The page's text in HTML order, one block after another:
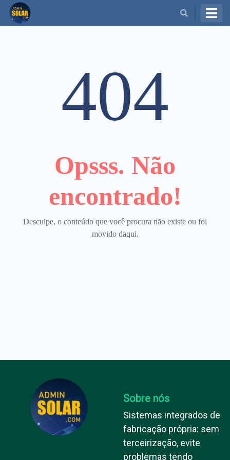
404
Opsss. Não
encontrado!
Desculpe, o conteúdo que você procura não existe ou foi
movido daqui.
Sobre nós
Sistemas integrados de
fabricação própria: sem
terceirização, evite
problemas tendo